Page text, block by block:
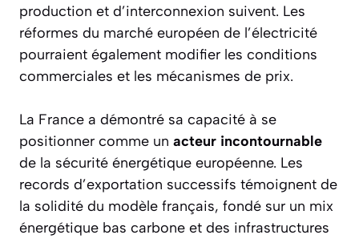
production et d’interconnexion suivent. Les
réformes du marché européen de l’électricité
pourraient également modifier les conditions
commerciales et les mécanismes de prix.
La France a démontré sa capacité à se
positionner comme un acteur incontournable
de la sécurité énergétique européenne. Les
records d’exportation successifs témoignent de
la solidité du modèle français, fondé sur un mix
énergétique bas carbone et des infrastructures